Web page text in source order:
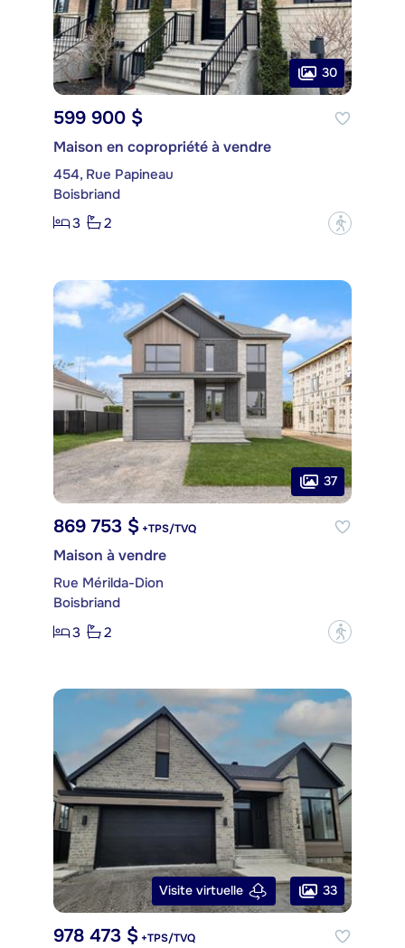
30
599 900 $
Maison en copropriété à vendre
454, Rue Papineau
Boisbriand
3
2 ?
37
869 753 $ +TPS/TVQ
Maison à vendre
Rue Mérilda-Dion
Boisbriand
3
2 ?
Visite virtuelle 33
978 473 $ +TPS/TVQ